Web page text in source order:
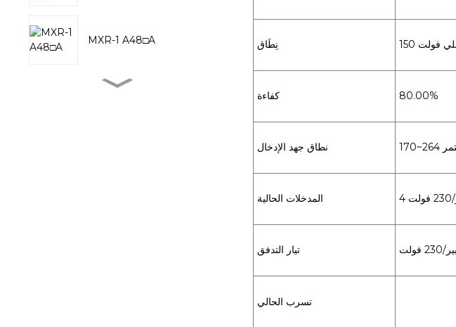
MXR-1 A48□A نِطَاق مللي فولت
كفاءة 80.00%
نطاق جهد الإدخال
المدخلات الحالية
تيار التدفق
تسرب الحالي